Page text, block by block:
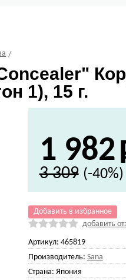
1), 15 г.
1 982
3 309 (-40%)
Добавить в избранное
добавить
Артикул: 465819
Производитель: Sana
Страна: Япония